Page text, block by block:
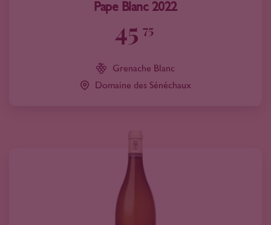
Pape Blanc 2022
45 75
Grenache Blanc
Domaine des Sénéchaux